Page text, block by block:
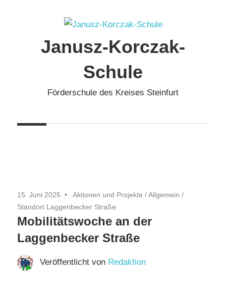
Janusz-Korczak-
Schule
Förderschule des Kreises Steinfurt
15. Juni 2025 Aktionen und Projekte /Allgemein /
Standort Laggenbecker Straße
Mobilitätswoche an der
Laggenbecker Straße
Veröffentlicht von Redaktion